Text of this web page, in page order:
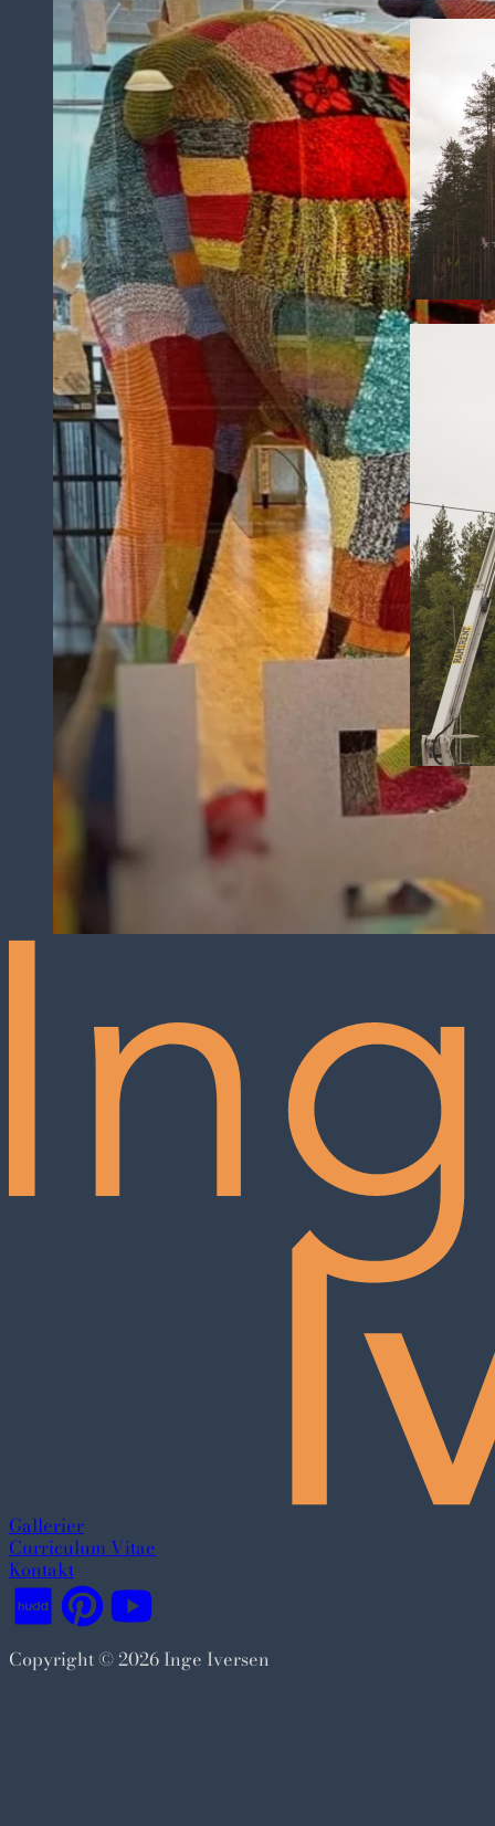
Gallerier
Curriculum Vitae
Kontakt
Følg meg på Hudd
Følg meg på Pinterest
Følg meg på YouTube
Copyright © 2026 Inge Iversen